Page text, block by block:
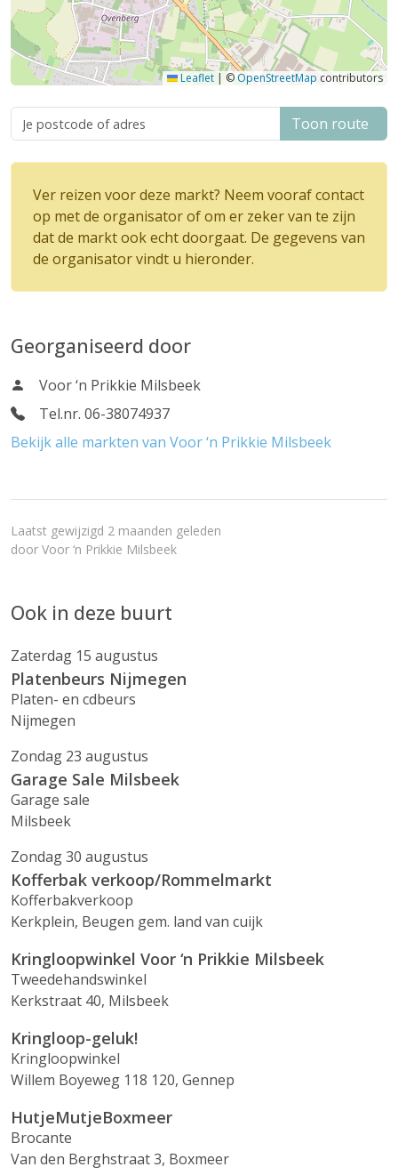
Leaflet | ©OpenStreetMap contributors
Toon route
Ver reizen voor deze markt? Neem vooraf contact
op met de organisator of om er zeker van te zijn
dat de markt ook echt doorgaat. De gegevens van
de organisator vindt u hieronder.
Georganiseerd door
Voor ‘n Prikkie Milsbeek
Tel.nr. 06-38074937
Bekijk alle markten van Voor ‘n Prikkie Milsbeek
Laatst gewijzigd 2 maanden geleden
door Voor ‘n Prikkie Milsbeek
Ook in deze buurt
Zaterdag 15 augustus
Platenbeurs Nijmegen
Platen- en cdbeurs
Nijmegen
Zondag 23 augustus
Garage Sale Milsbeek
Garage sale
Milsbeek
Zondag 30 augustus
Kofferbak verkoop/Rommelmarkt
Kofferbakverkoop
Kerkplein, Beugen gem. land van cuijk
Kringloopwinkel Voor ‘n Prikkie Milsbeek
Tweedehandswinkel
Kerkstraat 40, Milsbeek
Kringloop-geluk!
Kringloopwinkel
Willem Boyeweg 118 120, Gennep
HutjeMutjeBoxmeer
Brocante
Van den Berghstraat 3, Boxmeer